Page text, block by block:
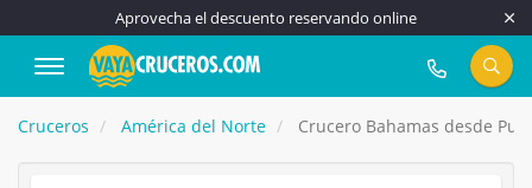
Aprovecha el descuento reservando online
917 815 555
Cruceros América del Norte Crucero Bahamas desde